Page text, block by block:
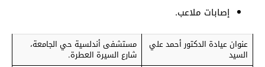
إصابات ملاعب.
عنوان عيادة الدكتور أحمد علي
السيد
مستشفى أندلسية حي الجامعة،
شارع السيرة العطرة.